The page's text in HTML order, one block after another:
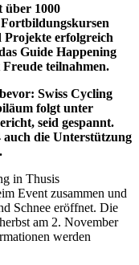
über 1000
Projekte erfolgreich
Guide Happening
teilnahmen.
Swiss Cycling
folgt unter
seid gespannt.
die Unterstützung
in Thusis
Event zusammen und
Schnee eröffnet. Die
am 2. November
werden